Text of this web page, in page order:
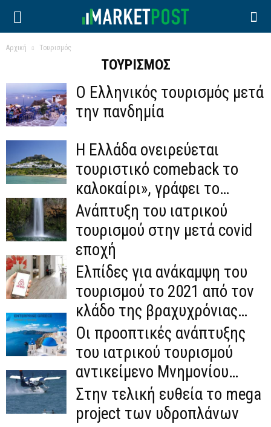
Αρχική Τουρισμός
ΤΟΥΡΙΣΜΌΣ
Ο Ελληνικός τουρισμός μετά
την πανδημία
Η Ελλάδα ονειρεύεται
τουριστικό comeback το
καλοκαίρι», γράφει το
Δίκτυο RND
Ανάπτυξη του ιατρικού
τουρισμού στην μετά covid
εποχή
Ελπίδες για ανάκαμψη του
τουρισμού το 2021 από τον
κλάδο της βραχυχρόνιας
διαχείρισης ακινήτων...
Οι προοπτικές ανάπτυξης
του ιατρικού τουρισμού
αντικείμενο Μνημονίου
Συνεργασίας μεταξύ της
Enterprise Greece και...
Στην τελική ευθεία το mega
project των υδροπλάνων